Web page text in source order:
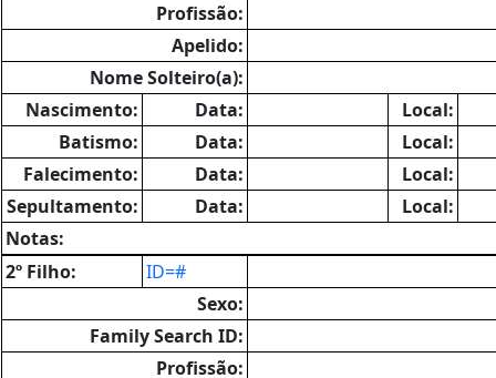
Profissão:
Apelido:
Nome Solteiro(a):
Nascimento:
Data:
Local:
Batismo:
Data:
Local:
Falecimento:
Data:
Local:
Sepultamento:
Data:
Local:
Notas:
2º Filho:
ID=#
Sexo:
Family Search ID:
Profissão: